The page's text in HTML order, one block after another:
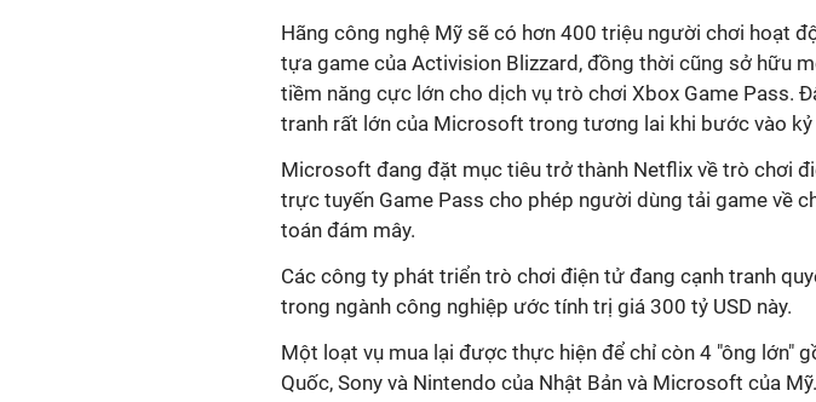
Hãng công nghệ Mỹ sẽ có hơn 400 triệu người chơi hoạt
tựa game của Activision Blizzard, đồng thời cũng sở hữu
tiềm năng cực lớn cho dịch vụ trò chơi Xbox Game Pass.
tranh rất lớn của Microsoft trong tương lai khi bước vào kỷ
Microsoft đang đặt mục tiêu trở thành Netflix về trò chơi
trực tuyến Game Pass cho phép người dùng tải game về
toán đám mây.
Các công ty phát triển trò chơi điện tử đang cạnh tranh
trong ngành công nghiệp ước tính trị giá 300 tỷ USD này.
Một loạt vụ mua lại được thực hiện để chỉ còn 4 "ông lớn"
Quốc, Sony và Nintendo của Nhật Bản và Microsoft của